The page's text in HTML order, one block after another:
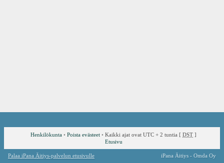
Henkilökunta • Poista evästeet • Kaikki ajat ovat UTC + 2 tuntia [ DST ]
Etusivu
Palaa iPana Äitiys-palvelun etusivulle iPana Äitiys - Omda Oy